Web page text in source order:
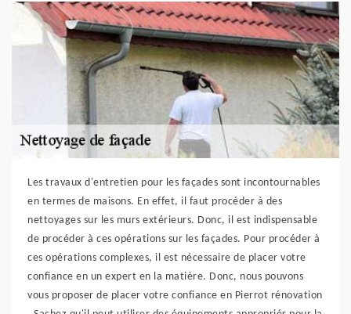
Les travaux d'entretien pour les façades sont incontournables
en termes de maisons. En effet, il faut procéder à des
nettoyages sur les murs extérieurs. Donc, il est indispensable
de procéder à ces opérations sur les façades. Pour procéder à
ces opérations complexes, il est nécessaire de placer votre
confiance en un expert en la matière. Donc, nous pouvons
vous proposer de placer votre confiance en Pierrot rénovation